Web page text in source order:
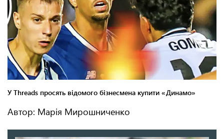
Автор: Марія Мирошниченко